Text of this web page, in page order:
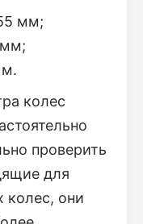
мм;
мм;
колес
проверить
для
колес, они